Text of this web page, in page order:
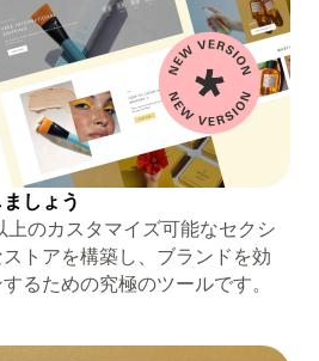
しょう
のカスタマイズ可能なセクシ
トアを構築し、ブランドを効
るための究極のツールです。